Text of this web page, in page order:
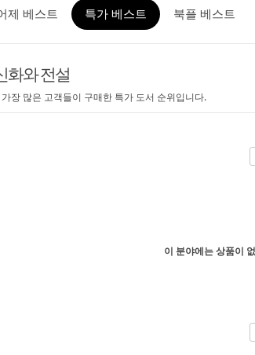
제 베스트 특가 베스트 북플 베스트
화와 전설
장 많은 고객들이 구매한 특가 도서 순위입니다.
이 분야에는 상품이